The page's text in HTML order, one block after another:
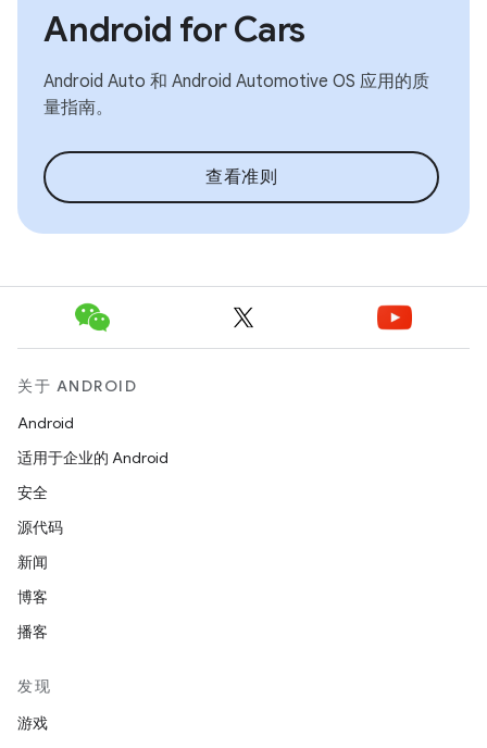
Android for Cars
Android Auto 和 Android Automotive OS 应用的质
量指南。
查看准则
关于 ANDROID
Android
适用于企业的 Android
安全
源代码
新闻
博客
播客
发现
游戏